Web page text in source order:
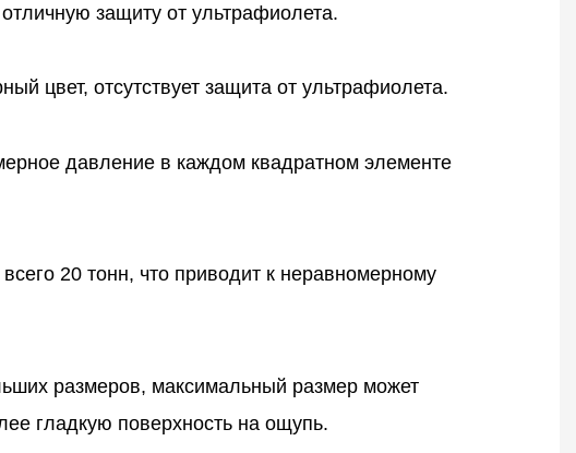
защиту от ультрафиолета.
цвет, отсутствует защита от ультрафиолета.
давление в каждом квадратном элементе
20 тонн, что приводит к неравномерному
размеров, максимальный размер может
гладкую поверхность на ощупь.